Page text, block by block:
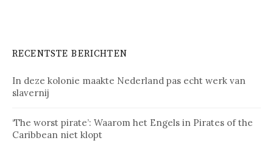
RECENTSTE BERICHTEN
In deze kolonie maakte Nederland pas echt werk van
slavernij
‘The worst pirate’: Waarom het Engels in Pirates of the
Caribbean niet klopt